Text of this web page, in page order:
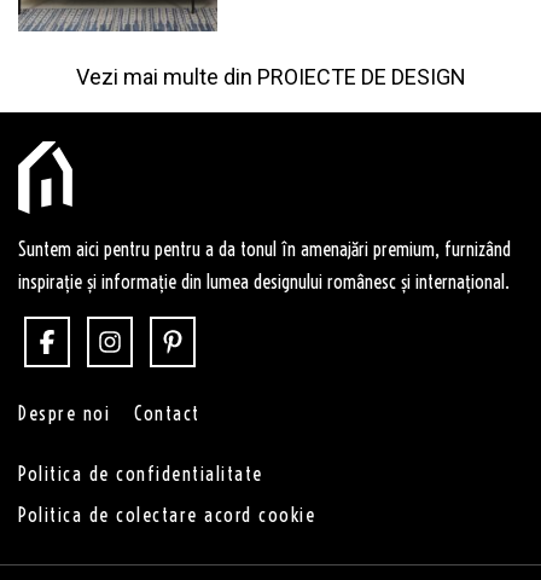
Vezi mai multe din PROIECTE DE DESIGN
Suntem aici pentru pentru a da tonul în amenajări premium, furnizând
inspirație și informație din lumea designului românesc și internațional.
Despre noi Contact
Politica de confidentialitate
Politica de colectare acord cookie